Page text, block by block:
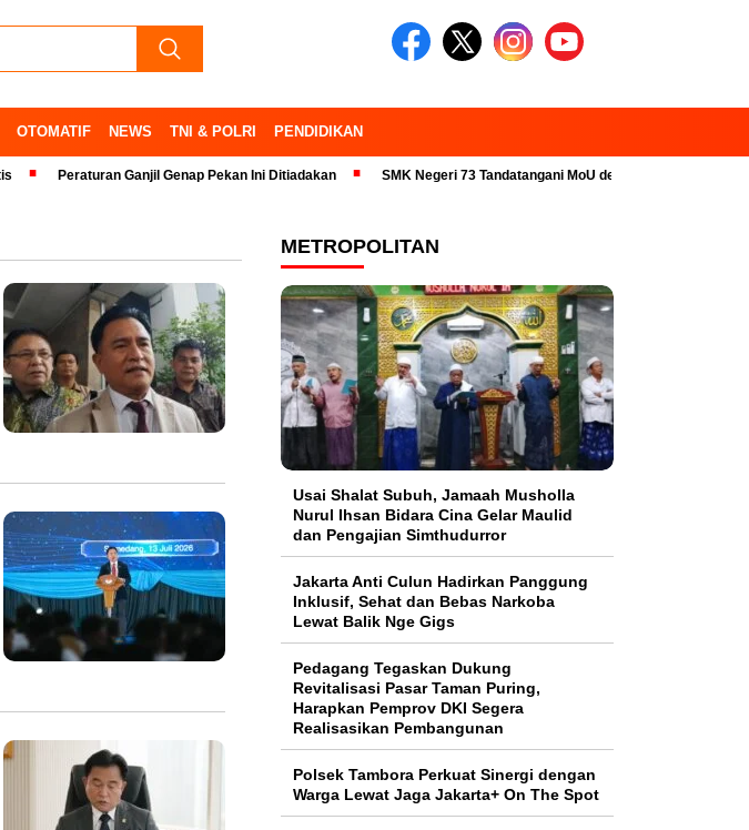
OTOMATIF NEWS TNI & POLRI PENDIDIKAN
Peraturan Ganjil Genap Pekan Ini Ditiadakan SMK Negeri 73 Tandatangani MoU dengan 23 Industri Pariwisata
METROPOLITAN
Usai Shalat Subuh, Jamaah Musholla
Nurul Ihsan Bidara Cina Gelar Maulid
dan Pengajian Simthudurror
Jakarta Anti Culun Hadirkan Panggung
Inklusif, Sehat dan Bebas Narkoba
Lewat Balik Nge Gigs
Pedagang Tegaskan Dukung
Revitalisasi Pasar Taman Puring,
Harapkan Pemprov DKI Segera
Realisasikan Pembangunan
Polsek Tambora Perkuat Sinergi dengan
Warga Lewat Jaga Jakarta+ On The Spot